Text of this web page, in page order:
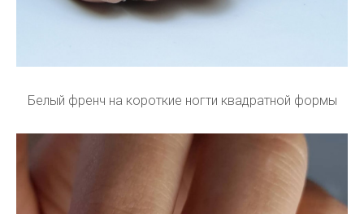
Белый френч на короткие ногти квадратной формы